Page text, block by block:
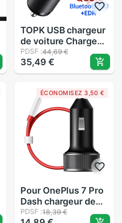
TOPK USB chargeur
de voiture Charge
rapide 3.0 double
USB chargeur de
téléphone de
Bluetooth 5.0 FM
émetteur mains
libres MP3 carte
PDSF :44,69 €
35,49 €
ÉCONOMISEZ 3,50 €
Pour OnePlus 7 Pro
Dash chargeur de
voiture 5V 3.5A
PDSF :18,39 €